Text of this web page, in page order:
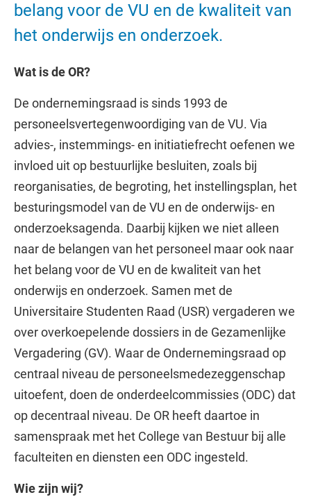
belang voor de VU en de kwaliteit van
het onderwijs en onderzoek.
Wat is de OR?
De ondernemingsraad is sinds 1993 de
personeelsvertegenwoordiging van de VU. Via
advies-, instemmings- en initiatiefrecht oefenen we
invloed uit op bestuurlijke besluiten, zoals bij
reorganisaties, de begroting, het instellingsplan, het
besturingsmodel van de VU en de onderwijs- en
onderzoeksagenda. Daarbij kijken we niet alleen
naar de belangen van het personeel maar ook naar
het belang voor de VU en de kwaliteit van het
onderwijs en onderzoek. Samen met de
Universitaire Studenten Raad (USR) vergaderen we
over overkoepelende dossiers in de Gezamenlijke
Vergadering (GV). Waar de Ondernemingsraad op
centraal niveau de personeelsmedezeggenschap
uitoefent, doen de onderdeelcommissies (ODC) dat
op decentraal niveau. De OR heeft daartoe in
samenspraak met het College van Bestuur bij alle
faculteiten en diensten een ODC ingesteld.
Wie zijn wij?